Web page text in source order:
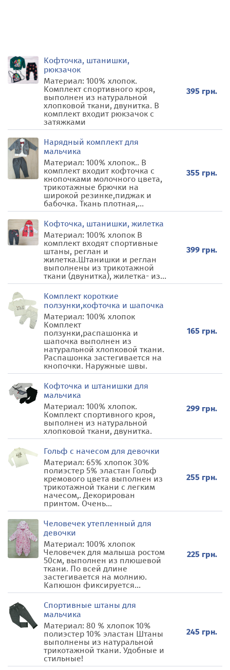
Кофточка, штанишки,
рюкзачок
Материал: 100% хлопок.
Комплект спортивного кроя,
выполнен из натуральной
хлопковой ткани, двунитка. В
комплект входит рюкзачок с
затяжками
395 грн.
Нарядный комплект для
мальчика
Материал: 100% хлопок.. В
комплект входит кофточка с
кнопочками молочного цвета,
трикотажные брючки на
широкой резинке,пиджак и
бабочка. Ткань плотная,...
355 грн.
Кофточка, штанишки, жилетка
Материал: 100% хлопок В
комплект входят спортивные
штаны, реглан и
жилетка.Штанишки и реглан
выполнены из трикотажной
ткани (двунитка), жилетка- из...
399 грн.
Комплект короткие
ползунки,кофточка и шапочка
Материал: 100% хлопок
Комплект
ползунки,распашонка и
шапочка выполнен из
натуральной хлопковой ткани.
Распашонка застегивается на
кнопочки. Наружные швы.
165 грн.
Кофточка и штанишки для
мальчика
Материал: 100% хлопок.
Комплект спортивного кроя,
выполнен из натуральной
хлопковой ткани, двунитка.
299 грн.
Гольф с начесом для девочки
Материал: 65% хлопок 30%
полиэстер 5% эластан Гольф
кремового цвета выполнен из
трикотажной ткани с легким
начесом,. Декорирован
принтом. Очень...
255 грн.
Человечек утепленный для
девочки
Материал: 100% хлопок
Человечек для малыша ростом
50см, выполнен из плюшевой
ткани. По всей длине
застегивается на молнию.
Капюшон фиксируется...
225 грн.
Спортивные штаны для
мальчика
Материал: 80 % хлопок 10%
полиэстер 10% эластан Штаны
выполнены из натуральной
трикотажной ткани. Удобные и
стильные!
245 грн.